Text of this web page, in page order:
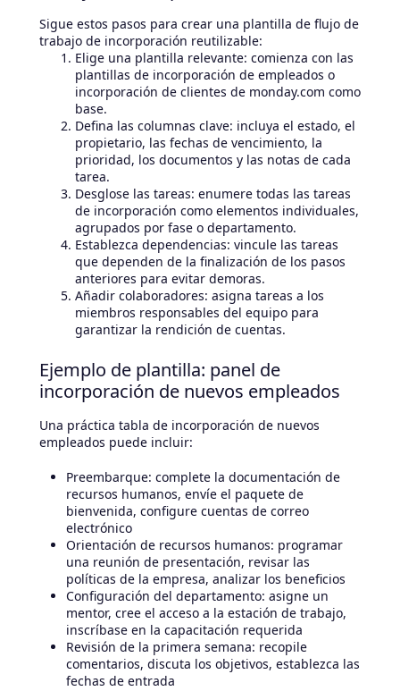
Sigue estos pasos para crear una plantilla de flujo de
trabajo de incorporación reutilizable:
Elige una plantilla relevante: comienza con las
plantillas de incorporación de empleados o
incorporación de clientes de monday.com como
base.
Defina las columnas clave: incluya el estado, el
propietario, las fechas de vencimiento, la
prioridad, los documentos y las notas de cada
tarea.
Desglose las tareas: enumere todas las tareas
de incorporación como elementos individuales,
agrupados por fase o departamento.
Establezca dependencias: vincule las tareas
que dependen de la finalización de los pasos
anteriores para evitar demoras.
Añadir colaboradores: asigna tareas a los
miembros responsables del equipo para
garantizar la rendición de cuentas.
Ejemplo de plantilla: panel de
incorporación de nuevos empleados
Una práctica tabla de incorporación de nuevos
empleados puede incluir:
Preembarque: complete la documentación de
recursos humanos, envíe el paquete de
bienvenida, configure cuentas de correo
electrónico
Orientación de recursos humanos: programar
una reunión de presentación, revisar las
políticas de la empresa, analizar los beneficios
Configuración del departamento: asigne un
mentor, cree el acceso a la estación de trabajo,
inscríbase en la capacitación requerida
Revisión de la primera semana: recopile
comentarios, discuta los objetivos, establezca las
fechas de entrada